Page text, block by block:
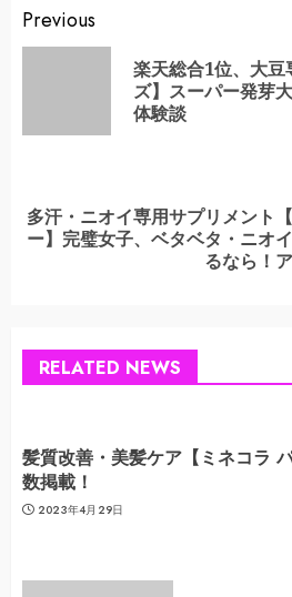
Continue
Reading
Previous
楽天総合1位、大豆
ズ】スーパー発芽
体験談
Next
多汗・ニオイ専用サプリメント
ー】完璧女子、ベタベタ・ニオ
るなら！
RELATED NEWS
髪質改善・美髪ケア【ミネコラ
数掲載！
2023年4月29日